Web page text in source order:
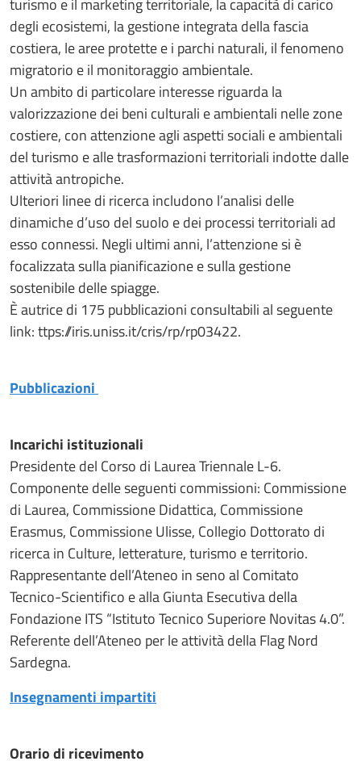
turismo e il marketing territoriale, la capacità di carico
degli ecosistemi, la gestione integrata della fascia
costiera, le aree protette e i parchi naturali, il fenomeno
migratorio e il monitoraggio ambientale.
Un ambito di particolare interesse riguarda la
valorizzazione dei beni culturali e ambientali nelle zone
costiere, con attenzione agli aspetti sociali e ambientali
del turismo e alle trasformazioni territoriali indotte dalle
attività antropiche.
Ulteriori linee di ricerca includono l’analisi delle
dinamiche d’uso del suolo e dei processi territoriali ad
esso connessi. Negli ultimi anni, l’attenzione si è
focalizzata sulla pianificazione e sulla gestione
sostenibile delle spiagge.
È autrice di 175 pubblicazioni consultabili al seguente
link: ttps://iris.uniss.it/cris/rp/rp03422.
Pubblicazioni
Incarichi istituzionali
Presidente del Corso di Laurea Triennale L-6.
Componente delle seguenti commissioni: Commissione
di Laurea, Commissione Didattica, Commissione
Erasmus, Commissione Ulisse, Collegio Dottorato di
ricerca in Culture, letterature, turismo e territorio.
Rappresentante dell’Ateneo in seno al Comitato
Tecnico-Scientifico e alla Giunta Esecutiva della
Fondazione ITS “Istituto Tecnico Superiore Novitas 4.0”.
Referente dell’Ateneo per le attività della Flag Nord
Sardegna.
Insegnamenti impartiti
Orario di ricevimento